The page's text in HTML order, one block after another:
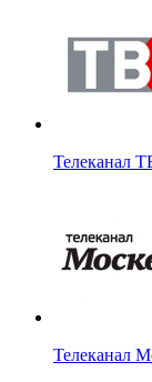
Телеканал
Телеканал